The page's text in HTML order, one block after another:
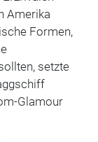
Amerika
Formen,
setzte
Glamour